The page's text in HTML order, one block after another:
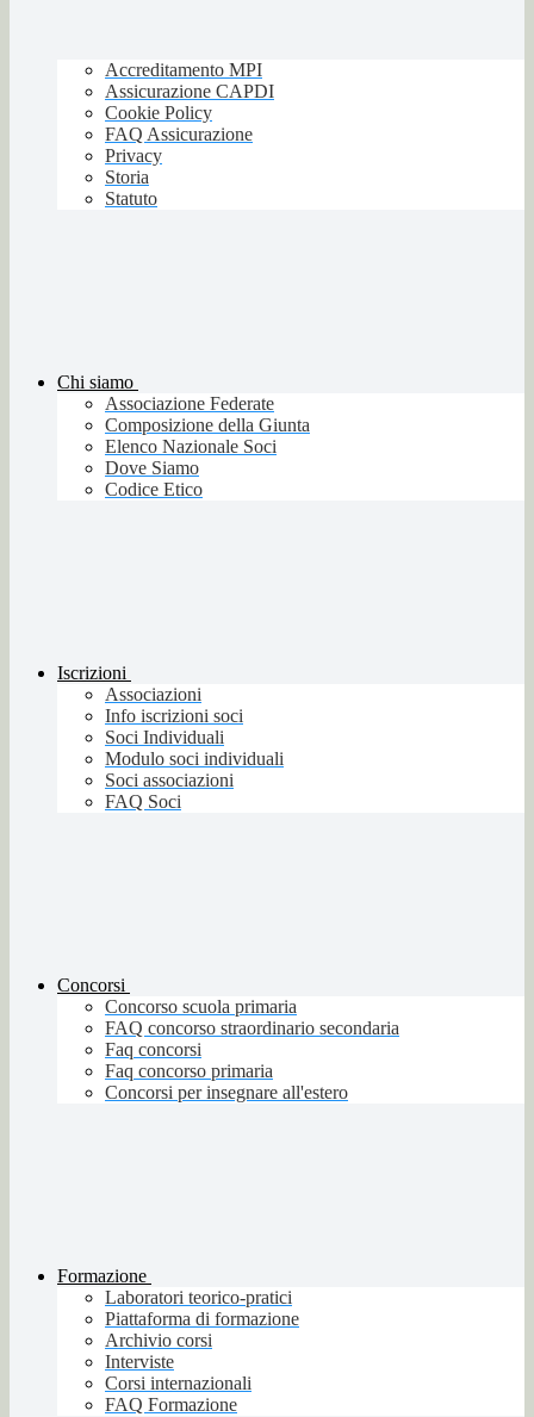
Accreditamento MPI
Assicurazione CAPDI
Cookie Policy
FAQ Assicurazione
Privacy
Storia
Statuto
Chi siamo
Associazione Federate
Composizione della Giunta
Elenco Nazionale Soci
Dove Siamo
Codice Etico
Iscrizioni
Associazioni
Info iscrizioni soci
Soci Individuali
Modulo soci individuali
Soci associazioni
FAQ Soci
Concorsi
Concorso scuola primaria
FAQ concorso straordinario secondaria
Faq concorsi
Faq concorso primaria
Concorsi per insegnare all'estero
Formazione
Laboratori teorico-pratici
Piattaforma di formazione
Archivio corsi
Interviste
Corsi internazionali
FAQ Formazione